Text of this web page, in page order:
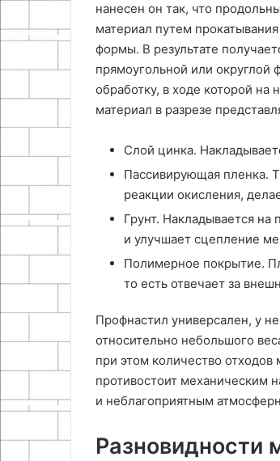
нанесен он так, что
материал путем
формы. В результате
прямоугольной или
обработку, в ходе которой на
материал в разрезе
Слой цинка.
Пассивирующая пленка.
реакции окисления,
Грунт. Накладывается
и улучшает сцепление
Полимерное покрытие.
то есть отвечает за
Профнастил универсален, у
относительно небольшого
при этом количество
противостоит механическим
и неблагоприятным
Разновидности